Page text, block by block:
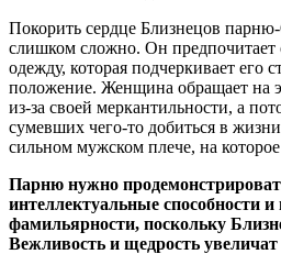
Покорить сердце Близнецов
слишком сложно. Он
одежду, которая подчеркивает его
положение. Женщина обращает на
из-за своей меркантильности, а
сумевших чего-то добиться в
сильном мужском плече, на
Парню нужно
интеллектуальные способности и
фамильярности, поскольку
Вежливость и щедрость